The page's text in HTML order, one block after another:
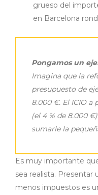
grueso del
en Barcelona
Pongamos un
Imagina que la
presupuesto de
8.000 €. El ICIO a
(el 4 % de 8.000
sumarle la
Es muy importante
sea realista. Presentar
menos impuestos es